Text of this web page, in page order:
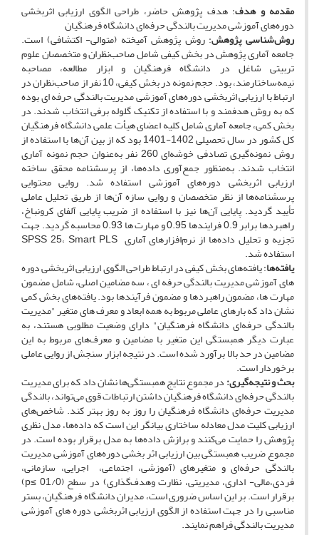
مقدمه و هدف: هدف پژوهش حاضر، طراحی الگوی ارزیابی اثربخشی
دوره‌های آموزشی مدیریت بالندگی حرفه‌ای دانشگاه فرهنگیان
روش‌شناسی پژوهش: روش پژوهش آمیخته (متوالی- اکتشافی) است.
جامعه آماری پژوهش در بخش کیفی شامل صاحب‌نظران و متخصصان علوم
تربیتی شاغل در دانشگاه فرهنگیان و ابزار مطالعه، مصاحبه
نیمه‌ساختار‌مند، بود. حجم نمونه در بخش کیفی، 10 نفر از صاحب‌نظران در
ارتباط با ارزیابی اثربخشی دوره‌های آموزشی مدیریت بالندگی حرفه ای بوده
که به روش هدفمند و با استفاده از تکنیک گلوله برفی انتخاب شدند. در
بخش کمی، جامعه آماری شامل کلیه اعضای هیأت ‌علمی دانشگاه فرهنگیان
کل کشور در سال تحصیلی 1402-1401 بود که از بین آن‌ها با استفاده از
روش نمونه‌گیری تصادفی خوشه‌ای 260 نفر به‌عنوان حجم نمونه آماری
انتخاب شدند. به‌منظور جمع‌آوری داده‌ها، از پرسشنامه محقق ساخته
ارزیابی اثربخشی دوره‌های آموزشی استفاده شد. روایی محتوایی
پرسشنامه‌ها از نظر متخصصان و روایی سازه آن‌ها از طریق تحلیل عاملی
تأیید گردید. پایایی آن‌ها نیز با استفاده از ضریب پایایی آلفای کرونباخ،
راهبردها برابر 0.9 فرایندها 0.95 و مهارت ها 0.93 محاسبه گردید. جهت
تجزیه‌ و تحلیل داده‌ها از نرم‌افزارهای آماری SPSS 25، Smart PLS
استفاده شد.
یافته‌ها: یافته‌های بخش کیفی در ارتباط طراحی الگوی ارزیابی اثربخشی دوره
های آموزشی مدیریت بالندگی حرفه ای ، سه مضامین اصلی، شامل مضمون
مهارت ها، مضمون راهبردها و مضمون فرآیندها بود. یافته‌های بخش کمی
نشان داد که بارهای عاملی مربوط به همه ابعاد و معرف های متغیر "مدیریت
بالندگی حرفه‌ای دانشگاه فرهنگیان" دارای وضعیت مطلوبی هستند، به
عبارت دیگر همبستگی این متغیر با مضامین و معرف‌های مربوط به این
مضامین در حد بالا برآورد شده است. در نتیجه ابزار سنجش از روایی عاملی
برخوردار است.
بحث ونتیجه‌گیری:در مجموع نتایج همبستگی‌ها نشان داد که برای مدیریت
بالندگی حرفه‌ای دانشگاه فرهنگیان داشتن ارتباطات قوی می‌تواند، بالندگی
مدیریت حرفه‌ای دانشگاه فرهنگیان را روز به روز بهتر کند. شاخص‌های
ارزیابی کلیت مدل معادله ساختاری بیانگر این است که داده‌ها، مدل نظری
پژوهش را حمایت می‌کنند و برازش داده‌ها به مدل برقرار بوده است. در
مجموع ضریب همبستگی بین ارزیابی اثر بخشی دوره‌های آموزشی مدیریت
بالندگی حرفه‌ای و متغیرهای (آموزشی، اجتماعی، اجرایی، سازمانی،
فردی،مالی- اداری، مدیریتی، نظارت وهدف‌گذاری) در سطح (01/0 ≥p)
برقرار است. بر این اساس ضروری است، مدیران دانشگاه فرهنگیان، بستر
مناسبی را در جهت استفاده از الگوی ارزیابی اثربخشی دوره های آموزشی
مدیریت بالندگی فراهم نمایند.